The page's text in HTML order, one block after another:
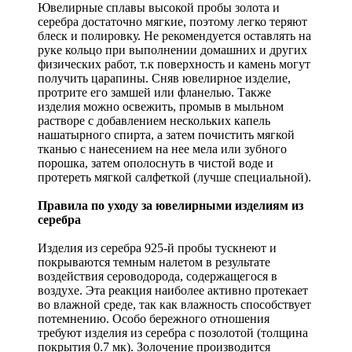
Ювелирные сплавы высокой пробы золота и
серебра достаточно мягкие, поэтому легко теряют
блеск и полировку. Не рекомендуется оставлять на
руке кольцо при выполнении домашних и других
физических работ, т.к поверхность и камень могут
получить царапины. Сняв ювелирное изделие,
протрите его замшей или фланелью. Также
изделия можно освежить, промыв в мыльном
растворе с добавлением нескольких капель
нашатырного спирта, а затем почистить мягкой
тканью с нанесением на нее мела или зубного
порошка, затем ополоснуть в чистой воде и
протереть мягкой салфеткой (лучше специальной).
Правила по уходу за ювелирными изделиям из
серебра
Изделия из серебра 925-й пробы тускнеют и
покрываются темным налетом в результате
воздействия сероводорода, содержащегося в
воздухе. Эта реакция наиболее активно протекает
во влажной среде, так как влажность способствует
потемнению. Особо бережного отношения
требуют изделия из серебра с позолотой (толщина
покрытия 0.7 мк). Золочение производится